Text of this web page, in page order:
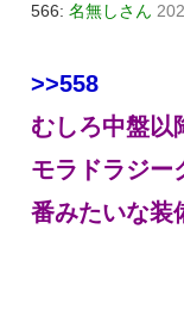
566: 名無しさん
>>558
むしろ中盤以
モラドラジー
番みたいな装